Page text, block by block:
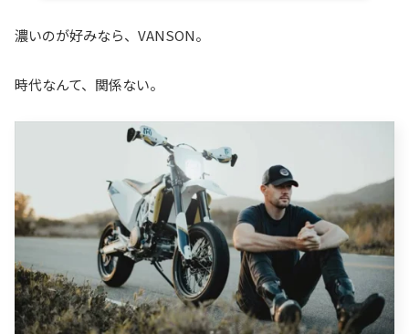
濃いのが好みなら、VANSON。
時代なんて、関係ない。